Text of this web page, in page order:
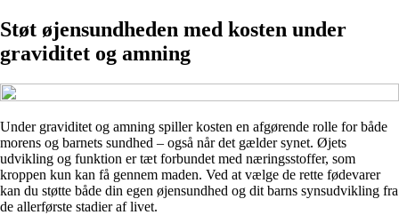
Støt øjensundheden med kosten under
graviditet og amning
Under graviditet og amning spiller kosten en afgørende rolle for både
morens og barnets sundhed – også når det gælder synet. Øjets
udvikling og funktion er tæt forbundet med næringsstoffer, som
kroppen kun kan få gennem maden. Ved at vælge de rette fødevarer
kan du støtte både din egen øjensundhed og dit barns synsudvikling fra
de allerførste stadier af livet.